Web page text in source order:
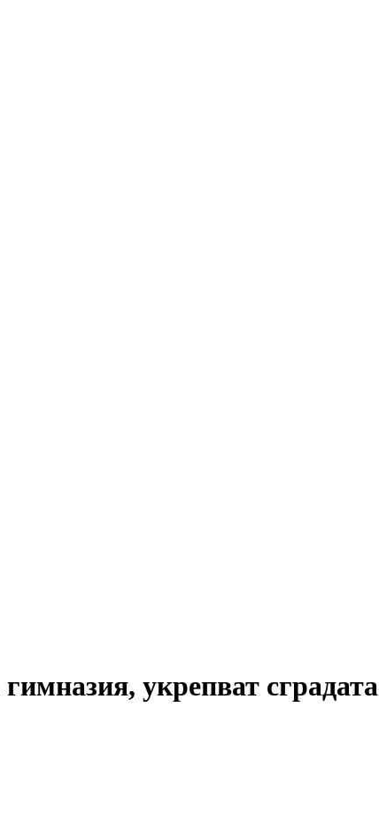
укрепват сградата